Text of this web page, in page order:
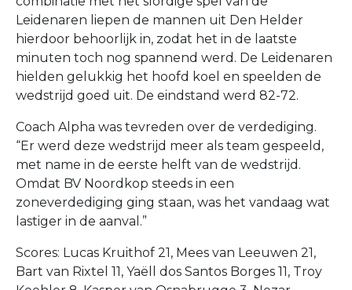
Leidenaren liepen de mannen uit Den Helder
hierdoor behoorlijk in, zodat het in de laatste
minuten toch nog spannend werd. De Leidenaren
hielden gelukkig het hoofd koel en speelden de
wedstrijd goed uit. De eindstand werd 82-72.
Coach Alpha was tevreden over de verdediging.
“Er werd deze wedstrijd meer als team gespeeld,
met name in de eerste helft van de wedstrijd.
Omdat BV Noordkop steeds in een
zoneverdediging ging staan, was het vandaag wat
lastiger in de aanval.”
Scores: Lucas Kruithof 21, Mees van Leeuwen 21,
Bart van Rixtel 11, Yaëll dos Santos Borges 11, Troy